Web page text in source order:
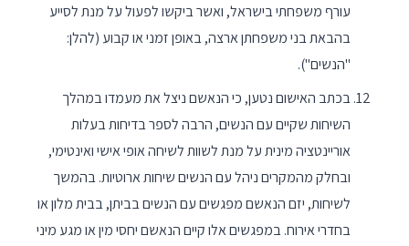
עורף משפחתי בישראל, ואשר ביקשו לפעול על מנת לסייע
בהבאת בני משפחתן ארצה, באופן זמני או קבוע (להלן:
"הנשים").
בכתב האישום נטען, כי הנאשם ניצל את מעמדו במהלך
השיחות שקיים עם הנשים, הרבה לספר בדיחות בעלות
אוריינטציה מינית על מנת לשוות לשיחה אופי אישי ואינטימי,
ובחלק מהמקרים ניהל עם הנשים שיחות ארוטיות. בהמשך
לשיחות, יזם הנאשם מפגשים עם הנשים בביתן, בבית מלון או
בחדרי אירוח. במפגשים אלו קיים הנאשם יחסי מין או מגע מיני